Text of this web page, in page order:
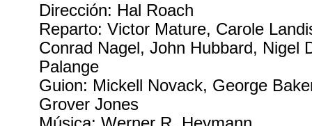
Dirección: Hal Roach
Reparto: Victor Mature, Carole
Conrad Nagel, John Hubbard, Nigel
Palange
Guion: Mickell Novack, George
Grover Jones